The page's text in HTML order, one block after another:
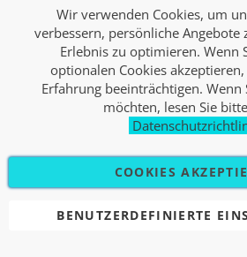
Rafting auf der Soča + ein
Posočje zu erkunden.
Wenn du das Geschenk in der
nicht einfach als „hier ist dein
sondern als kleine Geschichte (z.
Ticket für einen Tag, an dem wir
und uns später an einem Ort
noch nie waren“), bekommt das
Wir verwenden Cookies, um
verbessern, persönliche Angebote
Erlebnis zu optimieren. Wenn
optionalen Cookies
Erfahrung beeinträchtigen. Wenn
möchten, lesen Sie
COOKIES
BENUTZERDEFINIERTE